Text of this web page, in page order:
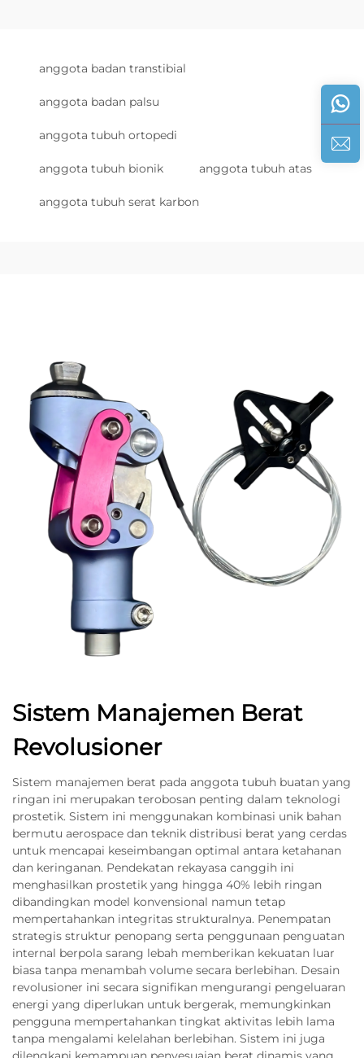
anggota badan transtibial
anggota badan palsu
anggota tubuh ortopedi
anggota tubuh bionik anggota tubuh atas
anggota tubuh serat karbon
Sistem Manajemen Berat
Revolusioner
Sistem manajemen berat pada anggota tubuh buatan yang
ringan ini merupakan terobosan penting dalam teknologi
prostetik. Sistem ini menggunakan kombinasi unik bahan
bermutu aerospace dan teknik distribusi berat yang cerdas
untuk mencapai keseimbangan optimal antara ketahanan
dan keringanan. Pendekatan rekayasa canggih ini
menghasilkan prostetik yang hingga 40% lebih ringan
dibandingkan model konvensional namun tetap
mempertahankan integritas strukturalnya. Penempatan
strategis struktur penopang serta penggunaan penguatan
internal berpola sarang lebah memberikan kekuatan luar
biasa tanpa menambah volume secara berlebihan. Desain
revolusioner ini secara signifikan mengurangi pengeluaran
energi yang diperlukan untuk bergerak, memungkinkan
pengguna mempertahankan tingkat aktivitas lebih lama
tanpa mengalami kelelahan berlebihan. Sistem ini juga